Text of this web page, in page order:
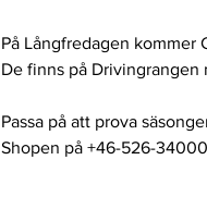
På Långfredagen kommer
De finns på Drivingrangen
Passa på att prova
Shopen på +46-526-